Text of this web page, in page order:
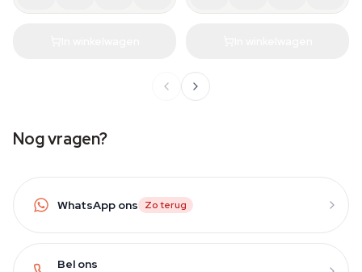
Nog vragen?
WhatsApp ons Zo terug
Bel ons